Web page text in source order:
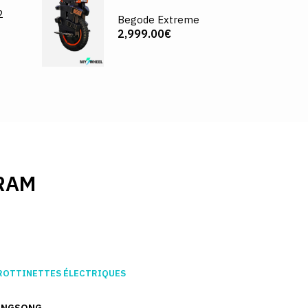
Begode Extreme
2,999.00€
ÉLECTRIQUES